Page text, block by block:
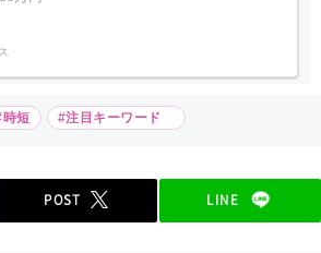
短 #注目キーワード
POST LINE